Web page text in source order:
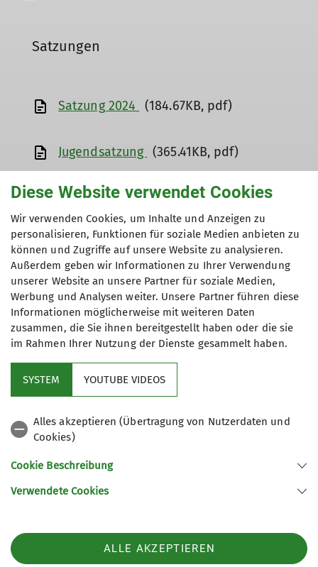
Satzungen
Satzung 2024 (184.67KB, pdf)
Jugendsatzung (365.41KB, pdf)
Allgemeine Dokumente
Bestätigung Sporthaftpflicht für Italien
Teilnahmebedingungen Kurse und Touren
Aktuelles
Sektion Wiesbaden des Deutschen Alpenvereins e.V.
Telefon +4961159334
Diese Website verwendet Cookies
Wir verwenden Cookies, um Inhalte und Anzeigen zu
personalisieren, Funktionen für soziale Medien anbieten zu
können und Zugriffe auf unsere Website zu analysieren.
Außerdem geben wir Informationen zu Ihrer Verwendung
unserer Website an unsere Partner für soziale Medien,
Werbung und Analysen weiter. Unsere Partner führen diese
Informationen möglicherweise mit weiteren Daten
zusammen, die Sie ihnen bereitgestellt haben oder die sie
im Rahmen Ihrer Nutzung der Dienste gesammelt haben.
SYSTEM YOUTUBE VIDEOS
Alles akzeptieren (Übertragung von Nutzerdaten und
Cookies)
Cookie Beschreibung
Verwendete Cookies
ALLE AKZEPTIEREN